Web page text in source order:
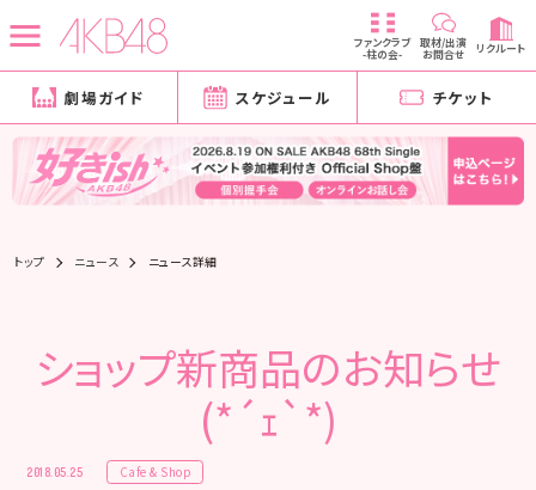
ファンクラブ
-柱の会-
取材/出演
お問合せ リクルート
劇場ガイド スケジュール チケット
トップ ニュース ニュース詳細
ショップ新商品のお知らせ
(*´ｪ`*)
2018.05.25 Cafe & Shop